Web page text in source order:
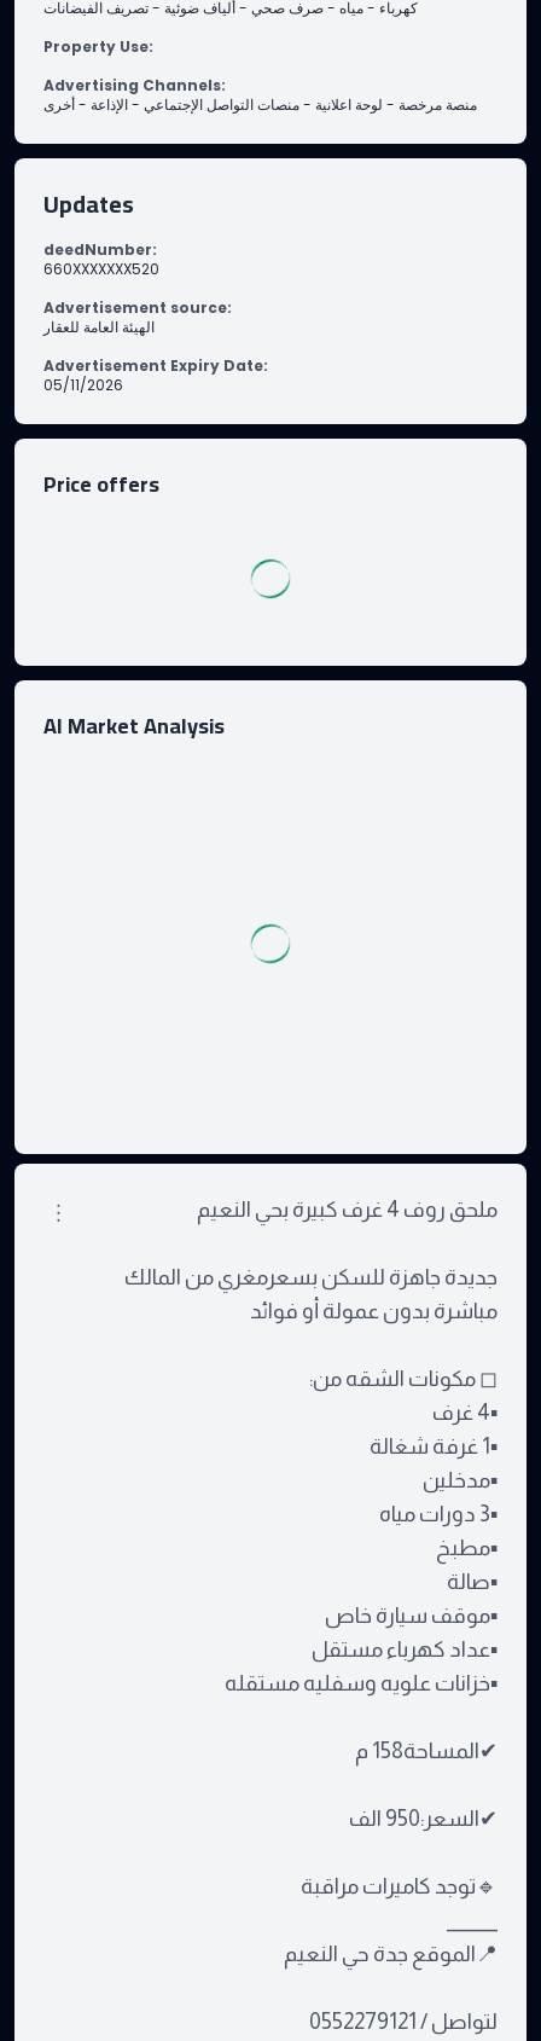
كهرباء -مياه -صرف صحي -ألياف ضوئية -تصريف الفيضانات
Property Use:
Advertising Channels:
منصة مرخصة - لوحة اعلانية -منصات التواصل الإجتماعي -الإذاعة -أخرى
Updates
deedNumber:
660XXXXXXX520
Advertisement source:
الهيئة العامة للعقار
Advertisement Expiry Date:
05/11/2026
Price offers
AI Market Analysis
ملحق روف 4 غرف كبيرة بحي النعيم
جديدة جاهزة للسكن بسعرمغري من المالك
مباشرة بدون عمولة أو فوائد
◻ مكونات الشقه من:
▪4 غرف
▪1 غرفة شغالة
▪مدخلين
▪3 دورات مياه
▪مطبخ
▪صالة
▪موقف سيارة خاص
▪عداد كهرباء مستقل
▪خزانات علويه وسفليه مستقله
✔المساحة158 م
✔السعر:950 الف
🔹توجد كاميرات مراقبة
📍الموقع جدة حي النعيم
لتواصل / 0552279121